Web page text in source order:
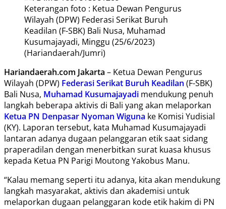
Keterangan foto : Ketua Dewan Pengurus
Wilayah (DPW) Federasi Serikat Buruh
Keadilan (F-SBK) Bali Nusa, Muhamad
Kusumajayadi, Minggu (25/6/2023)
(Hariandaerah/Jumri)
Hariandaerah.com Jakarta – Ketua Dewan Pengurus
Wilayah (DPW) Federasi Serikat Buruh Keadilan (F-SBK)
Bali Nusa, Muhamad Kusumajayadi mendukung penuh
langkah beberapa aktivis di Bali yang akan melaporkan
Ketua PN Denpasar Nyoman Wiguna ke Komisi Yudisial
(KY). Laporan tersebut, kata Muhamad Kusumajayadi
lantaran adanya dugaan pelanggaran etik saat sidang
praperadilan dengan menerbitkan surat kuasa khusus
kepada Ketua PN Parigi Moutong Yakobus Manu.
“Kalau memang seperti itu adanya, kita akan mendukung
langkah masyarakat, aktivis dan akademisi untuk
melaporkan dugaan pelanggaran kode etik hakim di PN